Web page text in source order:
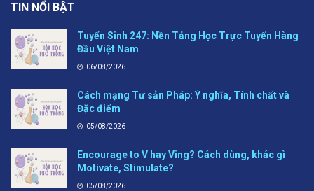
TIN NỔI BẬT
Tuyển Sinh 247: Nền Tảng Học Trực Tuyến Hàng
Đầu Việt Nam
06/08/2026
Cách mạng Tư sản Pháp: Ý nghĩa, Tính chất và
Đặc điểm
05/08/2026
Encourage to V hay Ving? Cách dùng, khác gì
Motivate, Stimulate?
05/08/2026